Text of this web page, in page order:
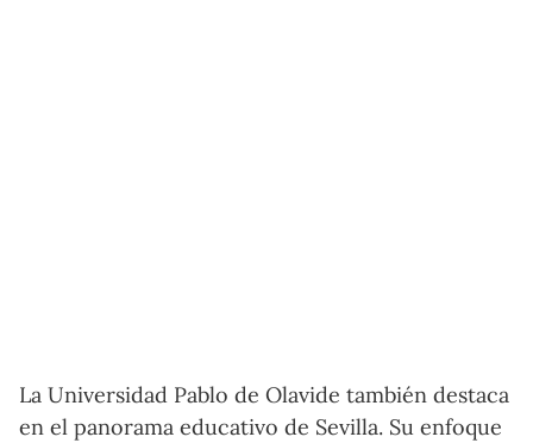
La Universidad Pablo de Olavide también destaca
en el panorama educativo de Sevilla. Su enfoque